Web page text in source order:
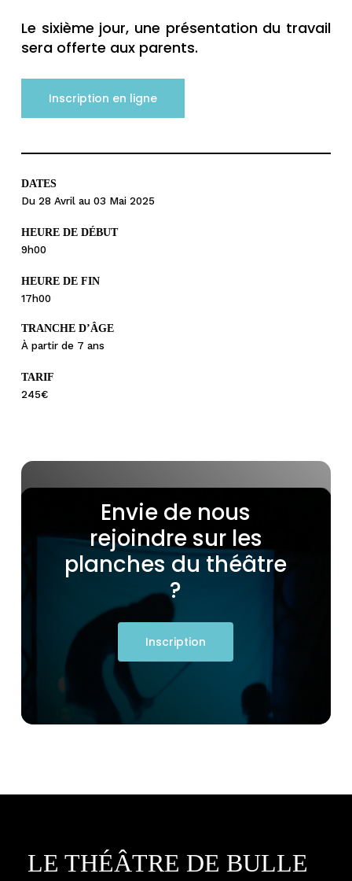
Le sixième jour, une présentation du travail
sera offerte aux parents.
Inscription en ligne
DATES
Du 28 Avril au 03 Mai 2025
HEURE DE DÉBUT
9h00
HEURE DE FIN
17h00
TRANCHE D’ÂGE
À partir de 7 ans
TARIF
245€
Envie de nous
rejoindre sur les
planches du théâtre
?
Inscription
LE THÉÂTRE DE BULLE